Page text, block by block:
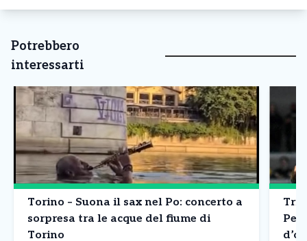
Potrebbero
interessarti
Torino – Suona il sax nel Po: concerto a
sorpresa tra le acque del fiume di
Torino